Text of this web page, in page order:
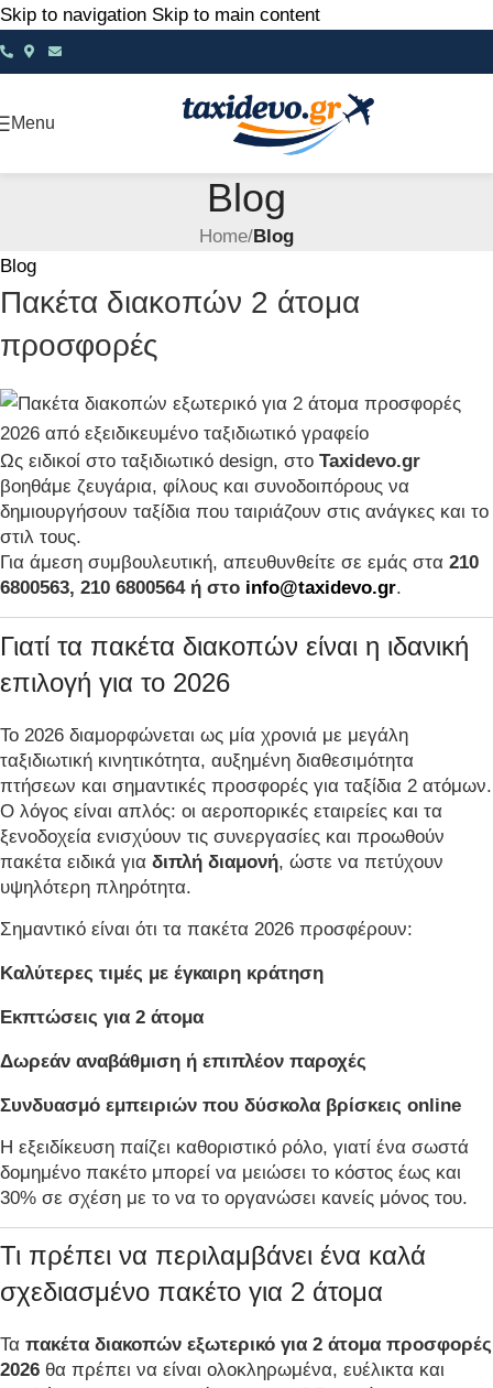
Skip to navigation Skip to main content
Menu
Blog
Home/Blog
Blog
Πακέτα διακοπών 2 άτομα
προσφορές
Ως ειδικοί στο ταξιδιωτικό design, στο Taxidevo.gr
βοηθάμε ζευγάρια, φίλους και συνοδοιπόρους να
δημιουργήσουν ταξίδια που ταιριάζουν στις ανάγκες και το
στιλ τους.
Για άμεση συμβουλευτική, απευθυνθείτε σε εμάς στα 210
6800563, 210 6800564 ή στο info@taxidevo.gr.
Γιατί τα πακέτα διακοπών είναι η ιδανική
επιλογή για το 2026
Το 2026 διαμορφώνεται ως μία χρονιά με μεγάλη
ταξιδιωτική κινητικότητα, αυξημένη διαθεσιμότητα
πτήσεων και σημαντικές προσφορές για ταξίδια 2 ατόμων.
Ο λόγος είναι απλός: οι αεροπορικές εταιρείες και τα
ξενοδοχεία ενισχύουν τις συνεργασίες και προωθούν
πακέτα ειδικά για διπλή διαμονή, ώστε να πετύχουν
υψηλότερη πληρότητα.
Σημαντικό είναι ότι τα πακέτα 2026 προσφέρουν:
Καλύτερες τιμές με έγκαιρη κράτηση
Εκπτώσεις για 2 άτομα
Δωρεάν αναβάθμιση ή επιπλέον παροχές
Συνδυασμό εμπειριών που δύσκολα βρίσκεις online
Η εξειδίκευση παίζει καθοριστικό ρόλο, γιατί ένα σωστά
δομημένο πακέτο μπορεί να μειώσει το κόστος έως και
30% σε σχέση με το να το οργανώσει κανείς μόνος του.
Τι πρέπει να περιλαμβάνει ένα καλά
σχεδιασμένο πακέτο για 2 άτομα
Τα πακέτα διακοπών εξωτερικό για 2 άτομα προσφορές
2026 θα πρέπει να είναι ολοκληρωμένα, ευέλικτα και